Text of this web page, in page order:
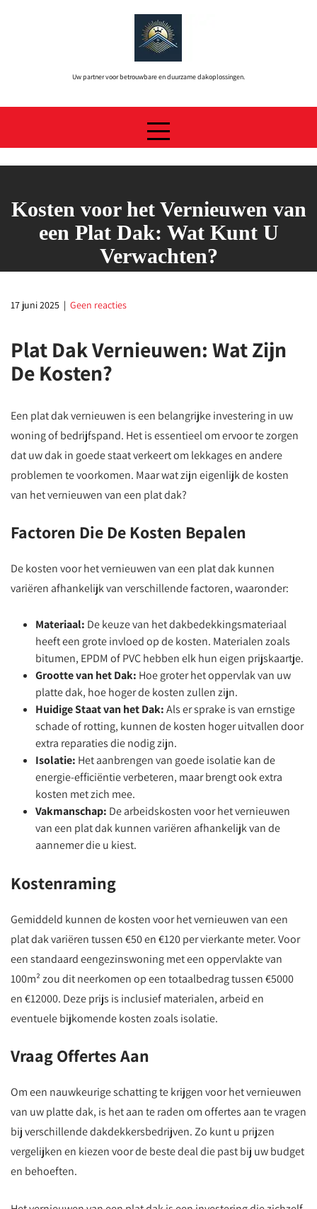
Uw partner voor betrouwbare en duurzame dakoplossingen.
Kosten voor het Vernieuwen van
een Plat Dak: Wat Kunt U
Verwachten?
17 juni 2025 | Geen reacties
Plat Dak Vernieuwen: Wat Zijn
De Kosten?
Een plat dak vernieuwen is een belangrijke investering in uw
woning of bedrijfspand. Het is essentieel om ervoor te zorgen
dat uw dak in goede staat verkeert om lekkages en andere
problemen te voorkomen. Maar wat zijn eigenlijk de kosten
van het vernieuwen van een plat dak?
Factoren Die De Kosten Bepalen
De kosten voor het vernieuwen van een plat dak kunnen
variëren afhankelijk van verschillende factoren, waaronder:
Materiaal: De keuze van het dakbedekkingsmateriaal
heeft een grote invloed op de kosten. Materialen zoals
bitumen, EPDM of PVC hebben elk hun eigen prijskaartje.
Grootte van het Dak: Hoe groter het oppervlak van uw
platte dak, hoe hoger de kosten zullen zijn.
Huidige Staat van het Dak:Als er sprake is van ernstige
schade of rotting, kunnen de kosten hoger uitvallen door
extra reparaties die nodig zijn.
Isolatie: Het aanbrengen van goede isolatie kan de
energie-efficiëntie verbeteren, maar brengt ook extra
kosten met zich mee.
Vakmanschap: De arbeidskosten voor het vernieuwen
van een plat dak kunnen variëren afhankelijk van de
aannemer die u kiest.
Kostenraming
Gemiddeld kunnen de kosten voor het vernieuwen van een
plat dak variëren tussen €50 en €120 per vierkante meter. Voor
een standaard eengezinswoning met een oppervlakte van
100m² zou dit neerkomen op een totaalbedrag tussen €5000
en €12000. Deze prijs is inclusief materialen, arbeid en
eventuele bijkomende kosten zoals isolatie.
Vraag Offertes Aan
Om een nauwkeurige schatting te krijgen voor het vernieuwen
van uw platte dak, is het aan te raden om offertes aan te vragen
bij verschillende dakdekkersbedrijven. Zo kunt u prijzen
vergelijken en kiezen voor de beste deal die past bij uw budget
en behoeften.